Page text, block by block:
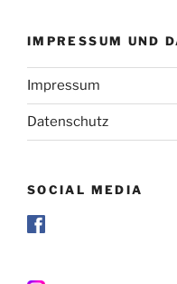
IMPRESSUM UND
Impressum
Datenschutz
SOCIAL MEDIA